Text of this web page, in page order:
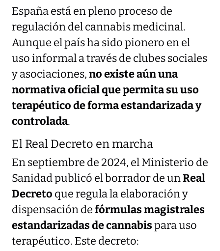
España está en pleno proceso de
regulación del cannabis medicinal.
Aunque el país ha sido pionero en el
uso informal a través de clubes sociales
y asociaciones,no existe aún una
normativa oficial que permita su uso
terapéutico de forma estandarizada y
controlada.
El Real Decreto en marcha
En septiembre de 2024, el Ministerio de
Sanidad publicó el borrador de unReal
Decreto que regula la elaboración y
dispensación defórmulas magistrales
estandarizadas de cannabispara uso
terapéutico. Este decreto: